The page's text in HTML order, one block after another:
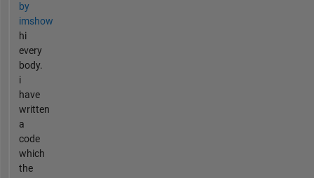
by
imshow
hi
every
body.
i
have
written
a
code
which
the